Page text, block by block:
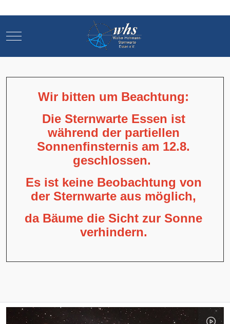
Mobile Menu Toggle
Wir bitten um Beachtung:
Die Sternwarte Essen ist
während der partiellen
Sonnenfinsternis am 12.8.
geschlossen.
Es ist keine Beobachtung von
der Sternwarte aus möglich,
da Bäume die Sicht zur Sonne
verhindern.